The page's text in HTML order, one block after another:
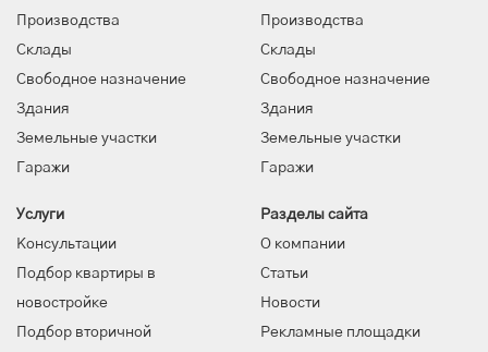
Производства
Склады
Свободное назначение
Здания
Земельные участки
Гаражи
Производства
Склады
Свободное назначение
Здания
Земельные участки
Гаражи
Услуги
Консультации
Подбор квартиры в
новостройке
Подбор вторичной
Разделы сайта
О компании
Статьи
Новости
Рекламные площадки